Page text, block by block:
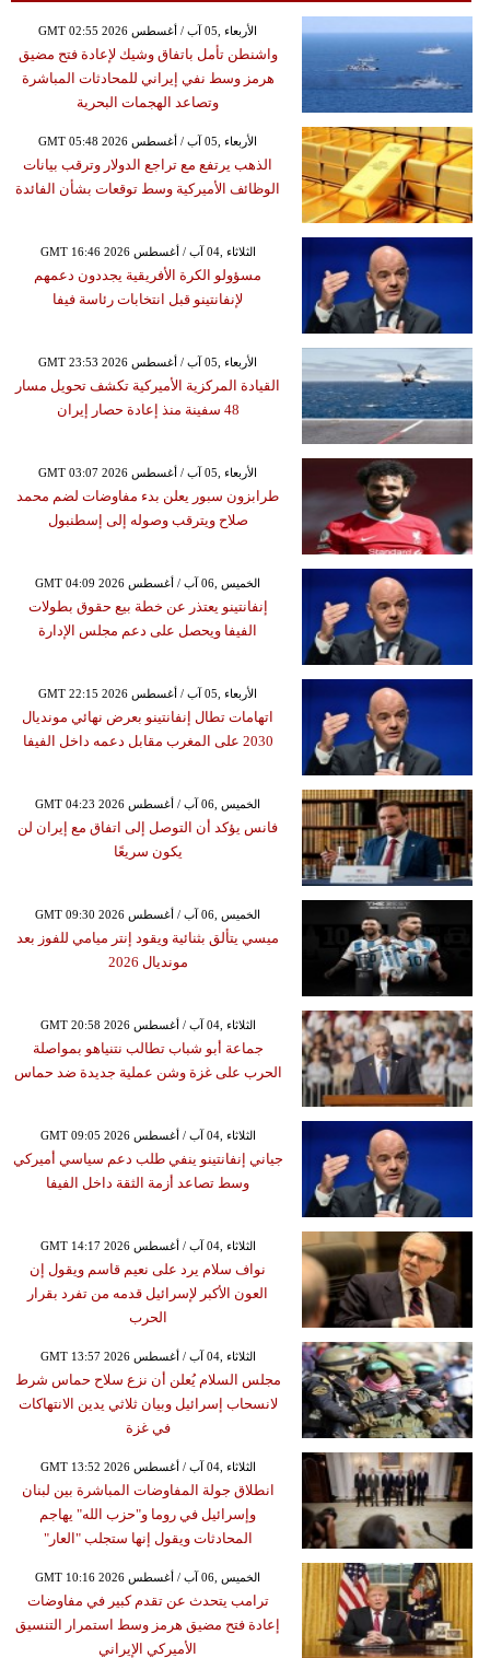
GMT 02:55 2026 الأربعاء ,05 آب / أغسطس
واشنطن تأمل باتفاق وشيك لإعادة فتح مضيق
هرمز وسط نفي إيراني للمحادثات المباشرة
وتصاعد الهجمات البحرية
GMT 05:48 2026 الأربعاء ,05 آب / أغسطس
الذهب يرتفع مع تراجع الدولار وترقب بيانات
الوظائف الأميركية وسط توقعات بشأن الفائدة
GMT 16:46 2026 الثلاثاء ,04 آب / أغسطس
مسؤولو الكرة الأفريقية يجددون دعمهم
لإنفانتينو قبل انتخابات رئاسة فيفا
GMT 23:53 2026 الأربعاء ,05 آب / أغسطس
القيادة المركزية الأميركية تكشف تحويل مسار
48 سفينة منذ إعادة حصار إيران
GMT 03:07 2026 الأربعاء ,05 آب / أغسطس
طرابزون سبور يعلن بدء مفاوضات لضم محمد
صلاح ويترقب وصوله إلى إسطنبول
GMT 04:09 2026 الخميس ,06 آب / أغسطس
إنفانتينو يعتذر عن خطة بيع حقوق بطولات
الفيفا ويحصل على دعم مجلس الإدارة
GMT 22:15 2026 الأربعاء ,05 آب / أغسطس
اتهامات تطال إنفانتينو بعرض نهائي مونديال
2030 على المغرب مقابل دعمه داخل الفيفا
GMT 04:23 2026 الخميس ,06 آب / أغسطس
فانس يؤكد أن التوصل إلى اتفاق مع إيران لن
يكون سريعًا
GMT 09:30 2026 الخميس ,06 آب / أغسطس
ميسي يتألق بثنائية ويقود إنتر ميامي للفوز بعد
مونديال 2026
GMT 20:58 2026 الثلاثاء ,04 آب / أغسطس
جماعة أبو شباب تطالب نتنياهو بمواصلة
الحرب على غزة وشن عملية جديدة ضد حماس
GMT 09:05 2026 الثلاثاء ,04 آب / أغسطس
جياني إنفانتينو ينفي طلب دعم سياسي أميركي
وسط تصاعد أزمة الثقة داخل الفيفا
GMT 14:17 2026 الثلاثاء ,04 آب / أغسطس
نواف سلام يرد على نعيم قاسم ويقول إن
العون الأكبر لإسرائيل قدمه من تفرد بقرار
الحرب
GMT 13:57 2026 الثلاثاء ,04 آب / أغسطس
مجلس السلام يُعلن أن نزع سلاح حماس شرط
لانسحاب إسرائيل وبيان ثلاثي يدين الانتهاكات
في غزة
GMT 13:52 2026 الثلاثاء ,04 آب / أغسطس
انطلاق جولة المفاوضات المباشرة بين لبنان
وإسرائيل في روما و"حزب الله" يهاجم
المحادثات ويقول إنها ستجلب "العار"
GMT 10:16 2026 الخميس ,06 آب / أغسطس
ترامب يتحدث عن تقدم كبير في مفاوضات
إعادة فتح مضيق هرمز وسط استمرار التنسيق
الأميركي الإيراني